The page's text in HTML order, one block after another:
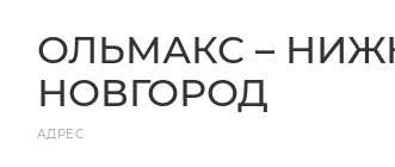
ОЛЬМАКС –
НОВГОРОД
АДРЕС